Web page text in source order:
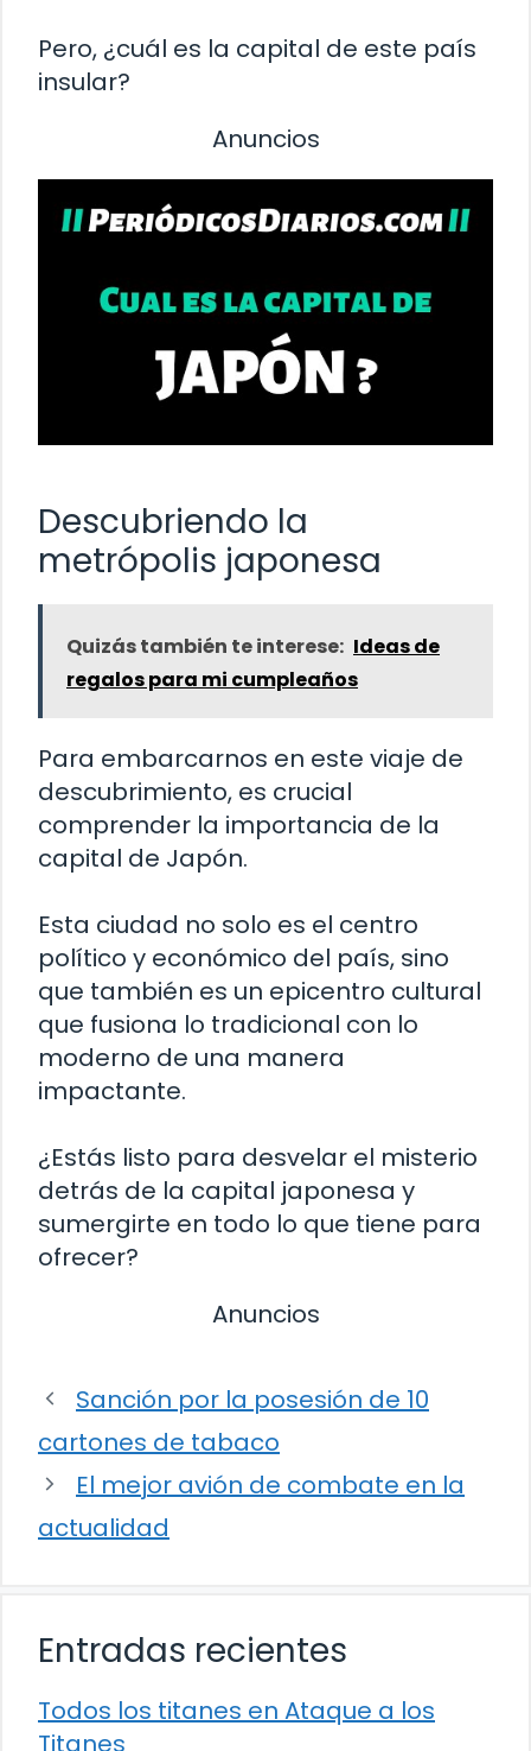
Pero, ¿cuál es la capital de este país
insular?
Anuncios
Descubriendo la
metrópolis japonesa
Quizás también te interese: Ideas de
regalos para mi cumpleaños
Para embarcarnos en este viaje de
descubrimiento, es crucial
comprender la importancia de la
capital de Japón.
Esta ciudad no solo es el centro
político y económico del país, sino
que también es un epicentro cultural
que fusiona lo tradicional con lo
moderno de una manera
impactante.
¿Estás listo para desvelar el misterio
detrás de la capital japonesa y
sumergirte en todo lo que tiene para
ofrecer?
Anuncios
Sanción por la posesión de 10
cartones de tabaco
El mejor avión de combate en la
actualidad
Entradas recientes
Todos los titanes en Ataque a los
Titanes